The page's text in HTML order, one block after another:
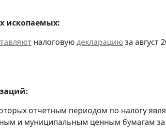
ископаемых:
налоговуюдекларациюза август
отчетным периодом по налогу
и муниципальным ценным бумагам за